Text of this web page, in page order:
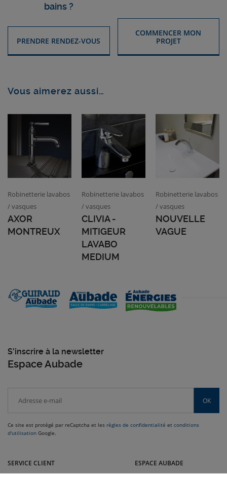
bains ?
PRENDRE RENDEZ-VOUS
COMMENCER MON
PROJET
Vous aimerez aussi…
Robinetterie lavabos
/ vasques
AXOR
MONTREUX
Robinetterie lavabos
/ vasques
CLIVIA -
MITIGEUR
LAVABO
MEDIUM
Robinetterie lavabos
/ vasques
NOUVELLE
VAGUE
S'inscrire à la newsletter
Espace Aubade
OK
Ce site est protégé par reCaptcha et les règles de confidentialité et conditions
d'utilisation Google.
Montélimar, Aubenas, Valence, Romans, Echirolles, Voiron et Nyons
SERVICE CLIENT ESPACE AUBADE